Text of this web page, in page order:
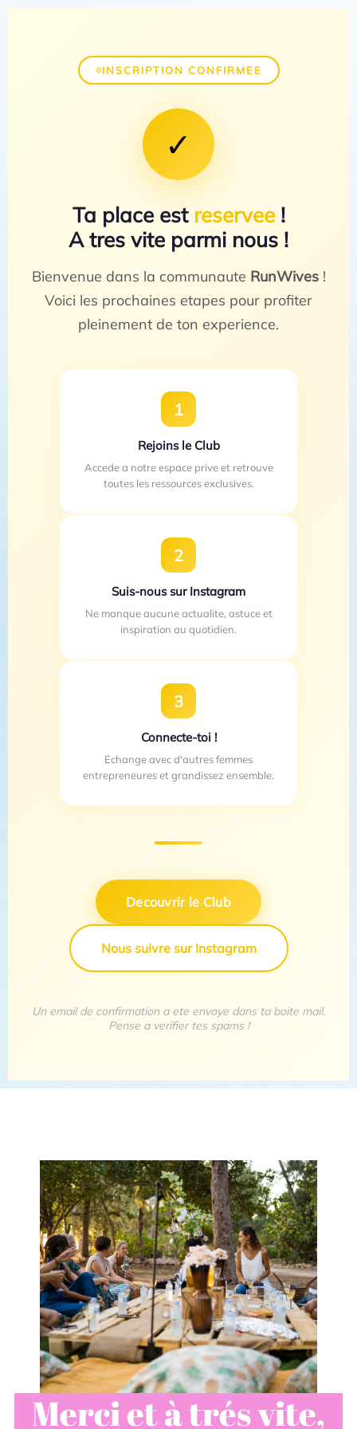
INSCRIPTION CONFIRMEE
✓
Ta place est reservee!
A tres vite parmi nous !
Bienvenue dans la communaute RunWives!
Voici les prochaines etapes pour profiter
pleinement de ton experience.
1
Rejoins le Club
Accede a notre espace prive et retrouve
toutes les ressources exclusives.
2
Suis-nous sur Instagram
Ne manque aucune actualite, astuce et
inspiration au quotidien.
3
Connecte-toi !
Echange avec d'autres femmes
entrepreneures et grandissez ensemble.
Decouvrir le Club
Nous suivre sur Instagram
Un email de confirmation a ete envoye dans ta boite mail.
Pense a verifier tes spams !
Merci et à trés vite,